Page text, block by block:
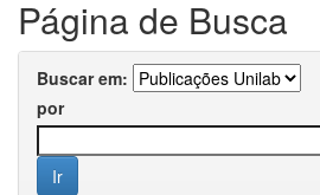
Página de Busca
Buscar em:
por